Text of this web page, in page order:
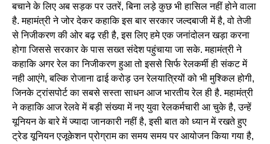
बचाने के लिए अब सड़क पर उतरें, बिना लड़े कुछ भी हासिल नहीं होने वाला
है. महामंत्री ने जोर देकर कहाकि इस बार सरकार जल्दबाजी में है, वो तेजी
से निजीकरण की ओर बढ़ रही है, इस लिए हमे एक जनांदोलन खड़ा करना
होगा जिससे सरकार के पास सख्त संदेश पहुंचाया जा सके. महामंत्री ने
कहाकि अगर रेल का निजीकरण हुआ तो इससे सिर्फ रेलकर्मी ही संकट में
नही आएंगे, बल्कि रोजाना ढाई करोड़ उन रेलयात्रियों को भी मुश्किल होगी,
जिनके ट्रांसपोर्ट का सबसे सस्ता साधन आज भारतीय रेल ही है. महामंत्री
ने कहाकि आज रेलवे में बड़ी संख्या में नए युवा रेलकर्मचारी आ चुके है, उन्हें
यूनियन के बारे में ज्यादा जानकारी नहीं है, इसी बात को ध्यान में रखते हुए
ट्रेड यूनियन एजूकेशन प्रोग्राम का समय समय पर आयोजन किया गया है,